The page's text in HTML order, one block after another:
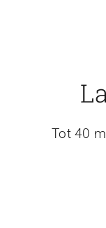
Tot 40